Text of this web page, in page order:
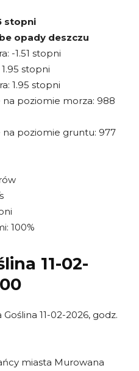
stopni
opady deszczu
-1.51 stopni
stopni
1.95 stopni
poziomie morza: 988
poziomie gruntu: 977
100%
11-02-
11-02-2026, godz.
miasta Murowana